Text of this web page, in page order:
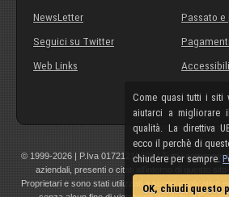
Come quasi tutti i siti
aiutarci a
qualità. La direttiva
ecco il perchè di
chiudere per sempre.
OK, chiudi questo
NewsLetter
Seguici su Twitter
Web Links
Passato e
© 1999-2026 | P.Iva 01721210308 | Tutti i
aziendali, presenti o citati all'interno di questo sito
Proprietari e sono stati utilizzati a scopo esplicativo